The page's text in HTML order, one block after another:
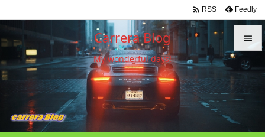
Carrera Blog
My wonderful days!


メニュ

 RSS Feedly